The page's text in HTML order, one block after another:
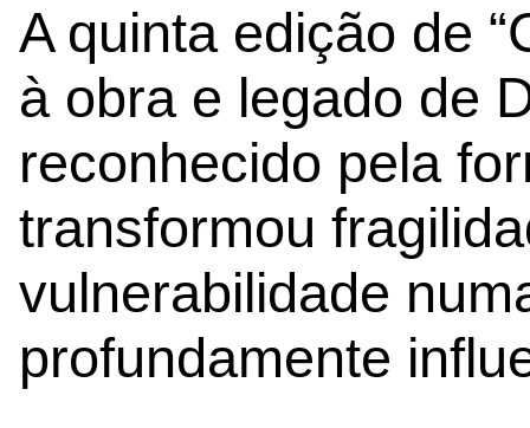
A quinta edição de
à obra e legado de
reconhecido pela
transformou
vulnerabilidade
profundamente